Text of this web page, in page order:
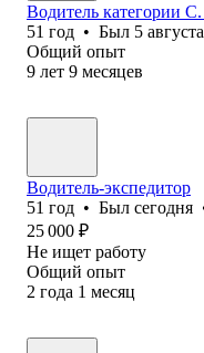
Водитель категории С.
51 год • Был 5 августа
Общий опыт
9 лет 9 месяцев
Водитель-экспедитор
51 год • Был сегодня
25 000 ₽
Не ищет работу
Общий опыт
2 года 1 месяц